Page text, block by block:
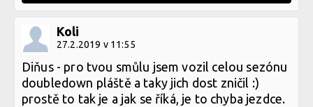
Koli
27.2.2019 v 11:55
Diňus - pro tvou smůlu jsem vozil celou sezónu
doubledown pláště a taky jich dost zničil :)
prostě to tak je a jak se říká, je to chyba jezdce.